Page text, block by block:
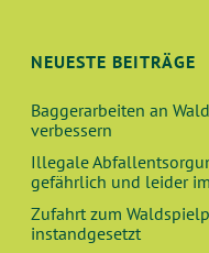
NEUESTE BEITRÄGE
Baggerarbeiten an
verbessern
Illegale
gefährlich und leider
Zufahrt zum
instandgesetzt